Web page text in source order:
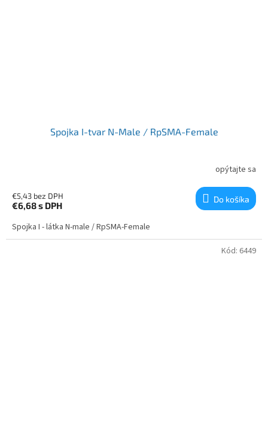
Spojka I-tvar N-Male / RpSMA-Female
opýtajte sa
€5,43 bez DPH
€6,68s DPH
Do košíka
Spojka I - látka N-male / RpSMA-Female
Kód: 6449